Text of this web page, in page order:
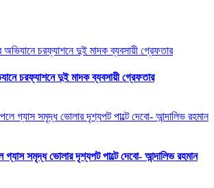
চরফ্যাশনে দুই মাদক ব্যবসায়ী গ্রেফতার
গ্যাস সমৃদ্ধ ভোলার দৃশ্যপট পাল্টে দেবো- আন্দালিভ রহমান